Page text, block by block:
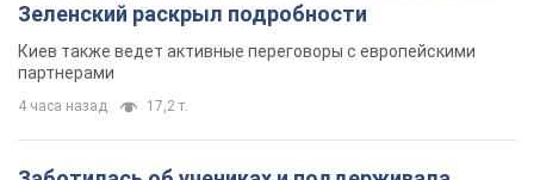
Зеленский раскрыл подробности
Киев также ведет активные переговоры с европейскими
партнерами
4 часа назад 17,2 т.